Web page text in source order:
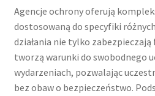
Agencje ochrony oferują
dostosowaną do specyfiki
działania nie tylko
tworzą warunki do swobodnego
wydarzeniach, pozwalając
bez obaw o bezpieczeństwo.